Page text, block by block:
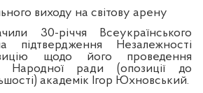
виходу на світову арену
30-річчя Всеукраїнського
Незалежності
щодо його проведення
Народної ради (опозиції до
академік Ігор Юхновський.